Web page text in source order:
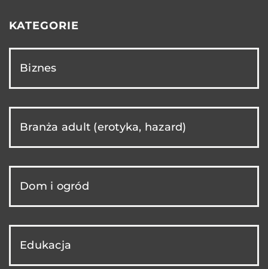
KATEGORIE
Biznes
Branża adult (erotyka, hazard)
Dom i ogród
Edukacja